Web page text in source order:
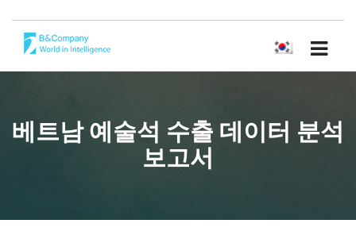
한국어
베트남 예술석 수출 데이터 분석
보고서